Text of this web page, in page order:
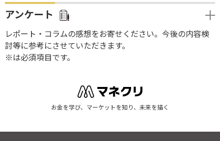
アンケート
レポート・コラムの感想をお寄せください。今後の内容検
討等に参考にさせていただきます。
※は必須項目です。
お金を学び、マーケットを知り、未来を描く